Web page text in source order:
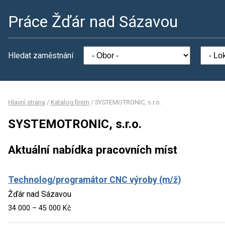
Práce Žďár nad Sázavou
Hledat zaměstnání
Hlavní strana / Katalog firem / SYSTEMOTRONIC, s.r.o.
SYSTEMOTRONIC, s.r.o.
Aktuální nabídka pracovních míst
Technolog/programátor CNC výroby (m/ž)
Žďár nad Sázavou
34 000 – 45 000 Kč